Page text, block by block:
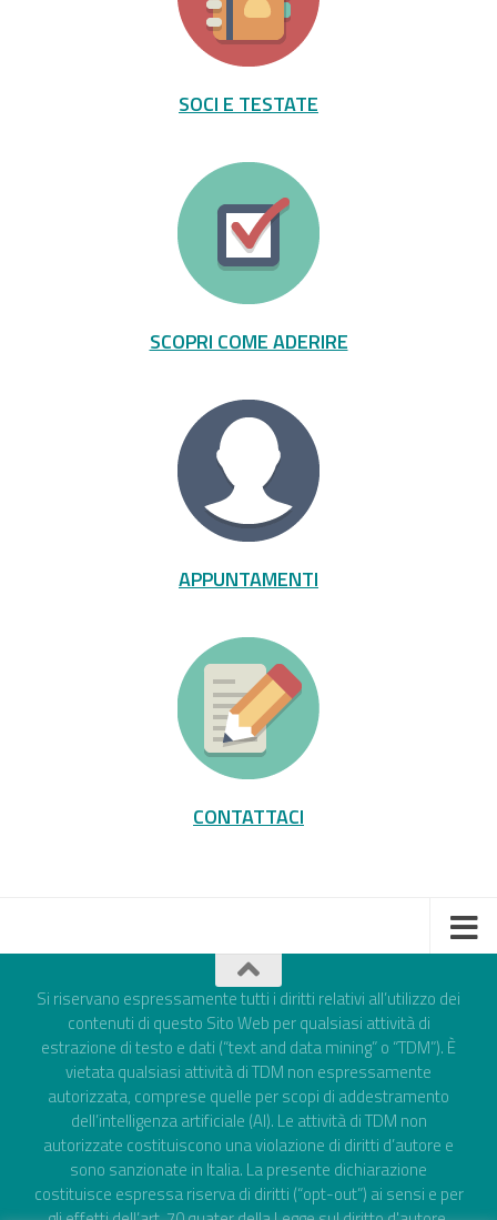
SOCI E TESTATE
SCOPRI COME ADERIRE
APPUNTAMENTI
CONTATTACI
Si riservano espressamente tutti i diritti relativi all’utilizzo dei
contenuti di questo Sito Web per qualsiasi attività di
estrazione di testo e dati (“text and data mining” o “TDM”). È
vietata qualsiasi attività di TDM non espressamente
autorizzata, comprese quelle per scopi di addestramento
dell’intelligenza artificiale (AI). Le attività di TDM non
autorizzate costituiscono una violazione di diritti d’autore e
sono sanzionate in Italia. La presente dichiarazione
costituisce espressa riserva di diritti (“opt-out”) ai sensi e per